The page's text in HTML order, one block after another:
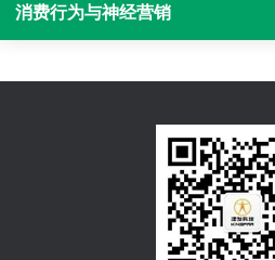
消费行为与神经营销